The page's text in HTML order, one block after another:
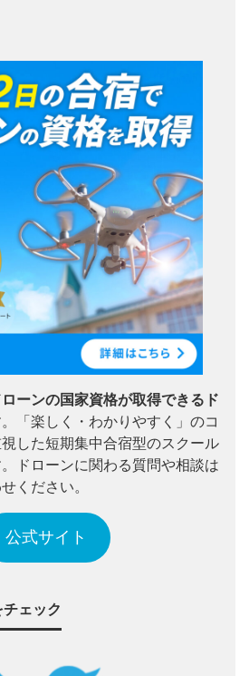
ローンの国家資格が取得できるド
「楽しく・わかりやすく」のコ
した短期集中合宿型のスクール
ドローンに関わる質問や相談は
ください。
公式サイト
ェック